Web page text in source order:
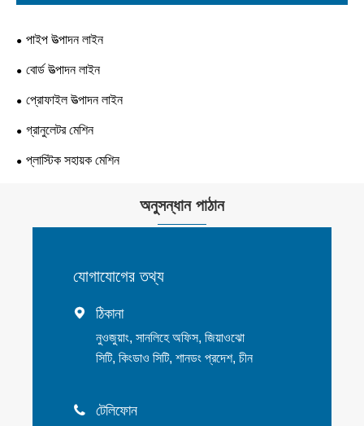
পাইপ উত্পাদন লাইন
বোর্ড উত্পাদন লাইন
প্রোফাইল উত্পাদন লাইন
গ্রানুলেটর মেশিন
প্লাস্টিক সহায়ক মেশিন
অনুসন্ধান পাঠান
যোগাযোগের তথ্য
 ঠিকানা
নুওজুয়াং, সানলিহে অফিস, জিয়াওঝো
সিটি, কিংডাও সিটি, শানডং প্রদেশ, চীন
 টেলিফোন